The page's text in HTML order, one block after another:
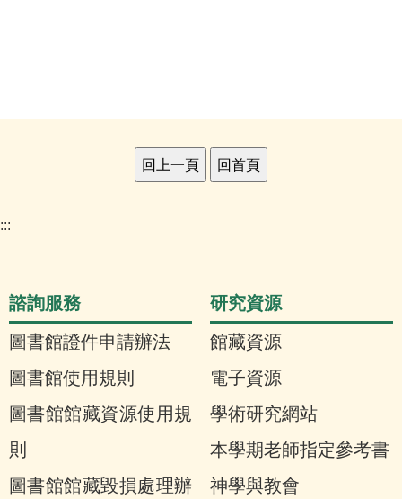
:::
諮詢服務
圖書館證件申請辦法
圖書館使用規則
圖書館館藏資源使用規
則
圖書館館藏毀損處理辦
研究資源
館藏資源
電子資源
學術研究網站
本學期老師指定參考書
神學與教會